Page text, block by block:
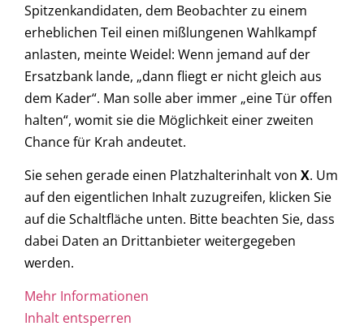
Spitzenkandidaten, dem Beobachter zu einem
erheblichen Teil einen mißlungenen Wahlkampf
anlasten, meinte Weidel: Wenn jemand auf der
Ersatzbank lande, „dann fliegt er nicht gleich aus
dem Kader“. Man solle aber immer „eine Tür offen
halten“, womit sie die Möglichkeit einer zweiten
Chance für Krah andeutet.
Sie sehen gerade einen Platzhalterinhalt von X. Um
auf den eigentlichen Inhalt zuzugreifen, klicken Sie
auf die Schaltfläche unten. Bitte beachten Sie, dass
dabei Daten an Drittanbieter weitergegeben
werden.
Mehr Informationen
Inhalt entsperren